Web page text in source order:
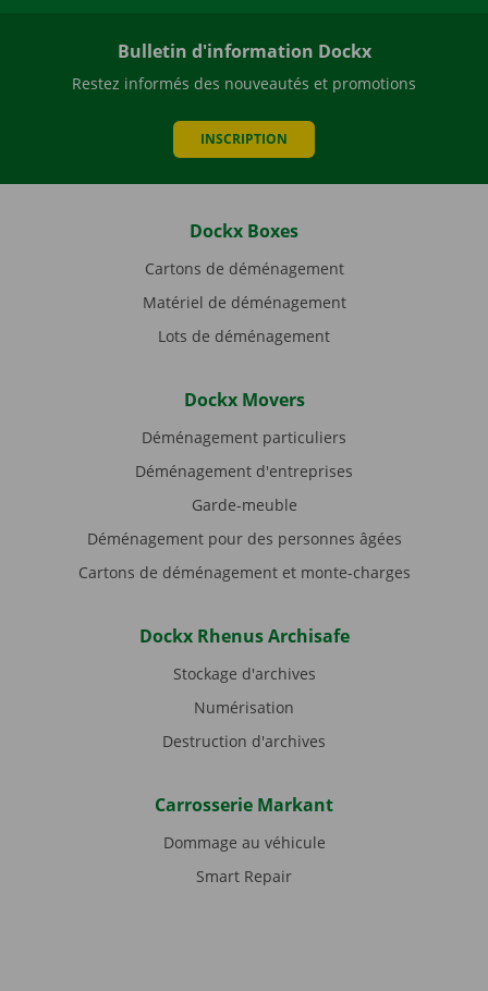
Bulletin d'information Dockx
Restez informés des nouveautés et promotions
INSCRIPTION
Dockx Boxes
Cartons de déménagement
Matériel de déménagement
Lots de déménagement
Dockx Movers
Déménagement particuliers
Déménagement d'entreprises
Garde-meuble
Déménagement pour des personnes âgées
Cartons de déménagement et monte-charges
Dockx Rhenus Archisafe
Stockage d'archives
Numérisation
Destruction d'archives
Carrosserie Markant
Dommage au véhicule
Smart Repair